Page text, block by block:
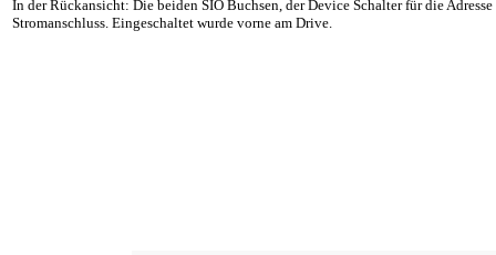
In der Rückansicht: Die beiden SIO Buchsen, der Device Schalter für die Adresse
Stromanschluss. Eingeschaltet wurde vorne am Drive.